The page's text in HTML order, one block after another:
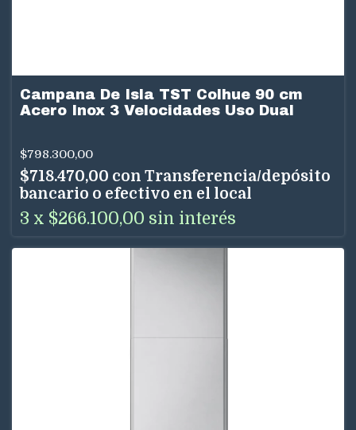
Campana De Isla TST Colhue 90 cm
Acero Inox 3 Velocidades Uso Dual
$798.300,00
$718.470,00 con Transferencia/depósito
bancario o efectivo en el local
3 x $266.100,00 sin interés